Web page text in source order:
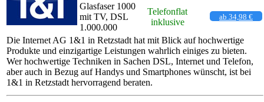
Glasfaser 1000
mit TV, DSL
1.000.000
Telefonflat
inklusive
ab 34,98 €
Die Internet AG 1&1 in Retzstadt hat mit Blick auf hochwertige
Produkte und einzigartige Leistungen wahrlich einiges zu bieten.
Wer hochwertige Techniken in Sachen DSL, Internet und Telefon,
aber auch in Bezug auf Handys und Smartphones wünscht, ist bei
1&1 in Retzstadt hervorragend beraten.